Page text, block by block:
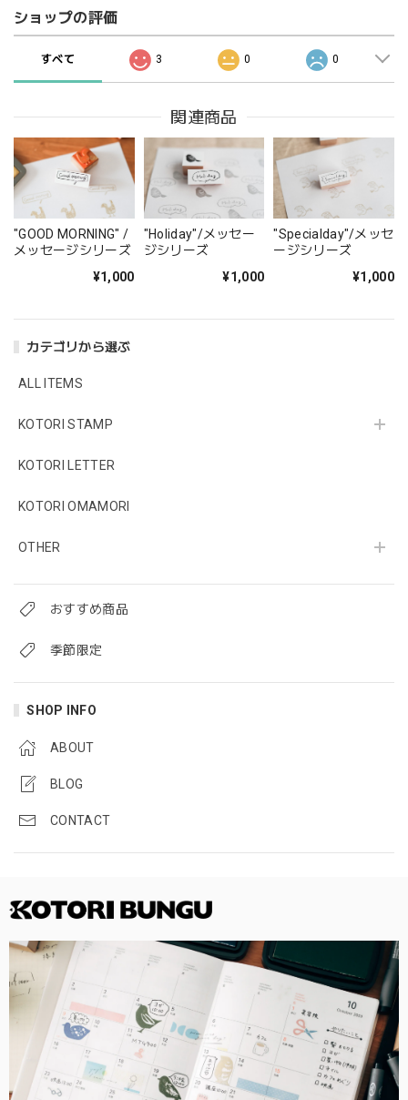
カテゴリから選ぶ
ALL ITEMS
KOTORI STAMP
KOTORI LETTER
KOTORI OMAMORI
OTHER
おすすめ商品
季節限定
SHOP INFO
ABOUT
BLOG
CONTACT
ショップの評価
すべて 3 0 0
関連商品
"GOOD MORNING" /
メッセージシリーズ
¥1,000
"Holiday"/メッセー
ジシリーズ
¥1,000
"Specialday"/メッセ
ージシリーズ
¥1,000